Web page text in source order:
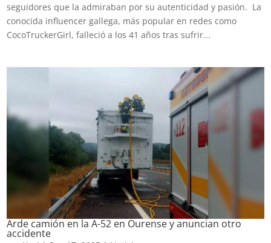
seguidores que la admiraban por su autenticidad y pasión. La
conocida influencer gallega, más popular en redes como
CocoTruckerGirl, falleció a los 41 años tras sufrir...
Arde camión en la A-52 en Ourense y anuncian otro
accidente